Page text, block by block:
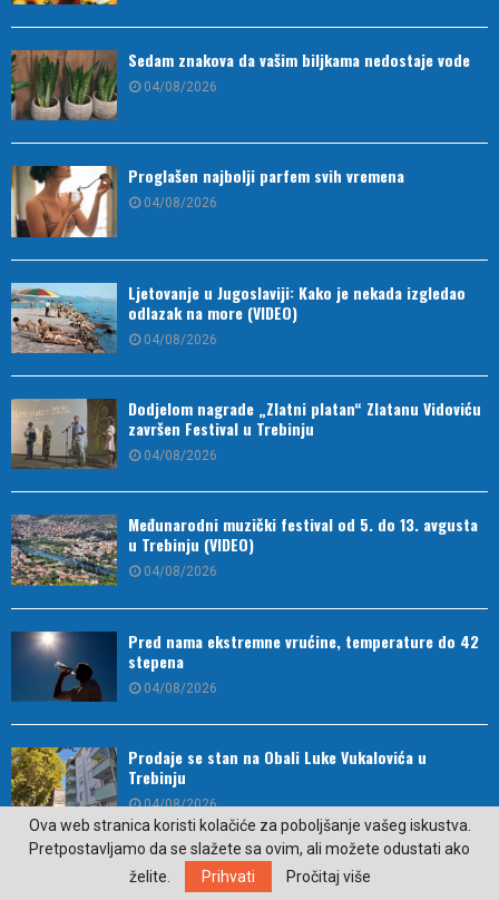
Sedam znakova da vašim biljkama nedostaje vode
04/08/2026
Proglašen najbolji parfem svih vremena
04/08/2026
Ljetovanje u Jugoslaviji: Kako je nekada izgledao
odlazak na more (VIDEO)
04/08/2026
Dodjelom nagrade „Zlatni platan“ Zlatanu Vidoviću
završen Festival u Trebinju
04/08/2026
Međunarodni muzički festival od 5. do 13. avgusta
u Trebinju (VIDEO)
04/08/2026
Pred nama ekstremne vrućine, temperature do 42
stepena
04/08/2026
Prodaje se stan na Obali Luke Vukalovića u
Trebinju
04/08/2026
Lake Fest 2026 – Tri dana vrhunske muzike,
prirode i nezaboravne atmosfere u Nikšiću
Ova web stranica koristi kolačiće za poboljšanje vašeg iskustva.
Pretpostavljamo da se slažete sa ovim, ali možete odustati ako
želite.
Prihvati Pročitaj više